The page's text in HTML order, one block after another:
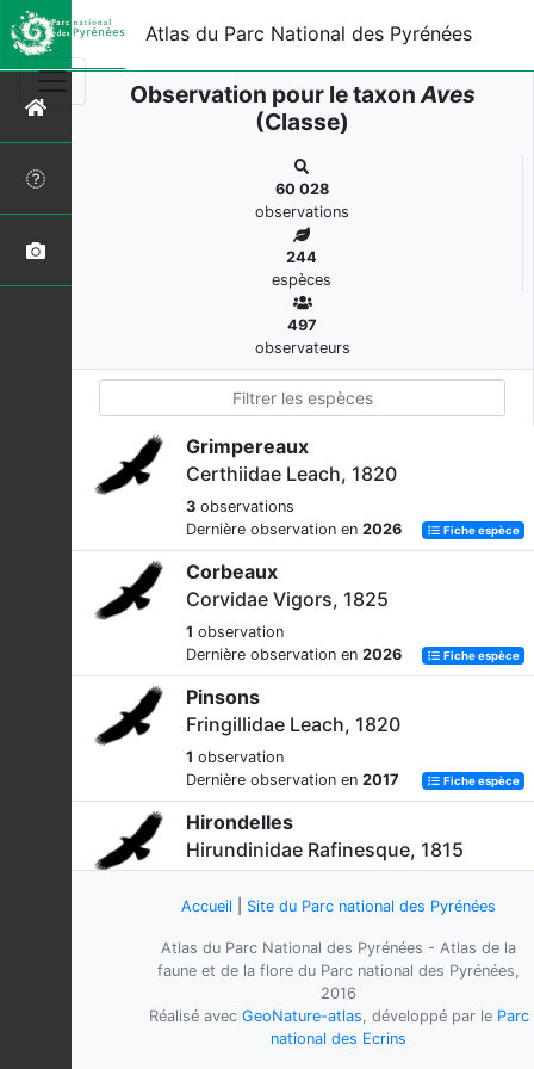
Atlas du Parc National des Pyrénées
Observation pour le taxonAves
(Classe)
60 028
observations
244
espèces
497
observateurs
Grimpereaux
Certhiidae Leach, 1820
3 observations
Dernière observation en 2026 Fiche espèce
Corbeaux
Corvidae Vigors, 1825
1 observation
Dernière observation en 2026 Fiche espèce
Pinsons
Fringillidae Leach, 1820
1 observation
Dernière observation en 2017 Fiche espèce
Hirondelles
Hirundinidae Rafinesque, 1815
Dernière observation en2015 Fiche espèce
Autour des palombes
Accipiter gentilis(Linnaeus, 1758)
93
observations
Dernière observation en 2026
Accueil Site du Parc national des Pyrénées
Atlas du Parc National des Pyrénées - Atlas de la
faune et de la flore du Parc national des Pyrénées,
2016
Réalisé avec GeoNature-atlas, développé par le Parc
national des Ecrins